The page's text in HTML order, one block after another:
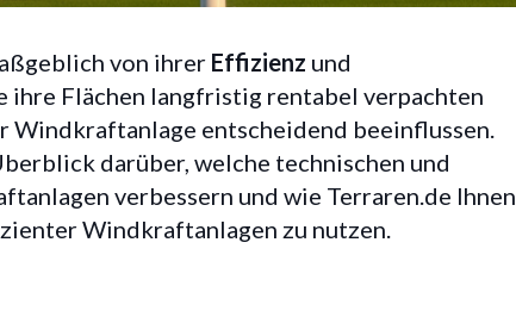
für den
von ihrer Effizienz und
ihre Flächen langfristig rentabel verpachten
Windkraftanlage entscheidend beeinflussen.
darüber, welche technischen und
verbessern und wie Terraren.de Ihnen
Windkraftanlagen zu nutzen.